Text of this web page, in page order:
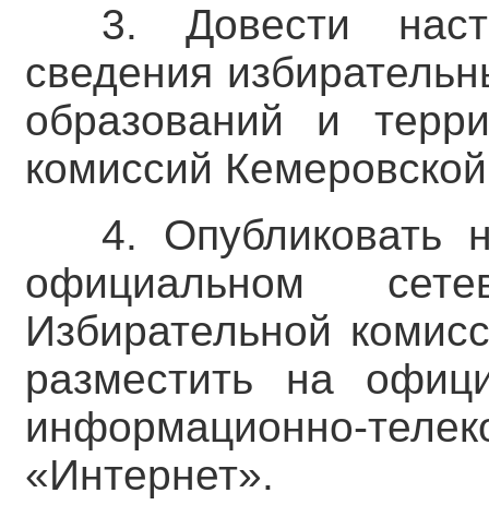
3. Довести
сведения
образований и
комиссий
4. Опубликовать
официальном
Избирательной
разместить на
информационно-
«Интернет».